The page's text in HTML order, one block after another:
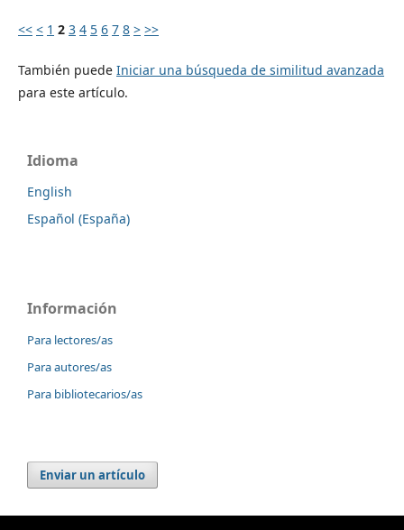
<< < 1 2 3 4 5 6 7 8 > >>
También puede Iniciar una búsqueda de similitud avanzada
para este artículo.
Idioma
English
Español (España)
Información
Para lectores/as
Para autores/as
Para bibliotecarios/as
Enviar un artículo